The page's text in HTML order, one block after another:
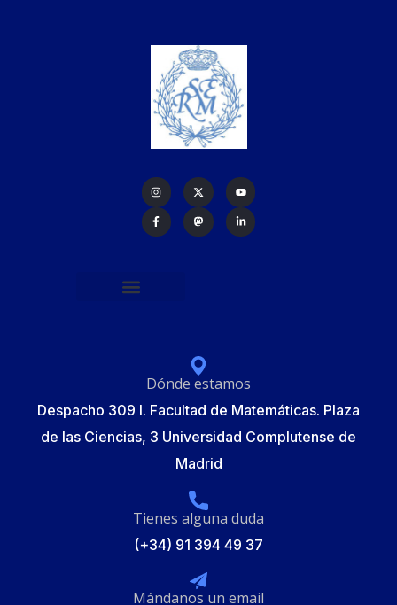
Dónde estamos
Despacho 309 I. Facultad de Matemáticas. Plaza
de las Ciencias, 3 Universidad Complutense de
Madrid
Tienes alguna duda
(+34) 91 394 49 37
Mándanos un email